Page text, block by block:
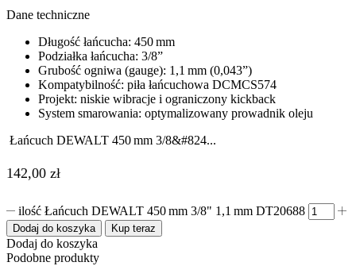
Dane techniczne
Długość łańcucha: 450 mm
Podziałka łańcucha: 3/8”
Grubość ogniwa (gauge): 1,1 mm (0,043”)
Kompatybilność: piła łańcuchowa DCMCS574
Projekt: niskie wibracje i ograniczony kickback
System smarowania: optymalizowany prowadnik oleju
Łańcuch DEWALT 450 mm 3/8&#824...
142,00 zł
ilość Łańcuch DEWALT 450 mm 3/8" 1,1 mm DT20688
Dodaj do koszyka Kup teraz
Dodaj do koszyka
Podobne produkty